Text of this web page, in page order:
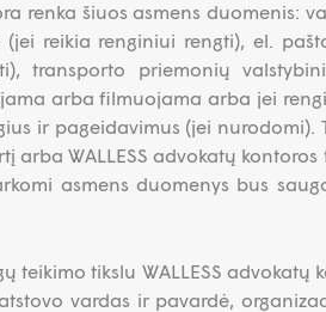
renka šiuos asmens duomenis:
reikia renginiui rengti), el.
transporto priemonių
arba filmuojama arba jei
ir pageidavimus (jei nurodomi).
arba WALLESS advokatų
asmens duomenys bus
teikimo tikslu WALLESS
vardas ir pavardė,